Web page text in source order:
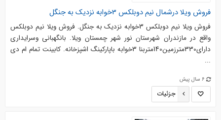
فروش ویلا درشمال نیم دوبلکس 3خوابه نزدیک به جنگل
فروش ویلا نیم دوبلکس 3خوابه نزدیک به جنگل. فروش ويلا نیم دوبلکس
واقع در مازندران شهرستان نور شهر چمستان ویلا. بانگهبانی وسرایداری
دارای330مترزمین140متربنا 3خوابه باپارکینگ اشپزخانه. کابینت تمام ام دی
...
6 سال پیش
جزئیات